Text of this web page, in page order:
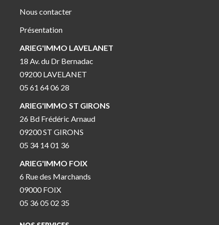
Nous contacter
Présentation
ARIEG'IMMO LAVELANET
18 Av. du Dr Bernadac
09200 LAVELANET
05 61 64 06 28
ARIEG'IMMO ST GIRONS
26 Bd Frédéric Arnaud
09200 ST GIRONS
05 34 14 01 36
ARIEG'IMMO FOIX
6 Rue des Marchands
09000 FOIX
05 36 05 02 35